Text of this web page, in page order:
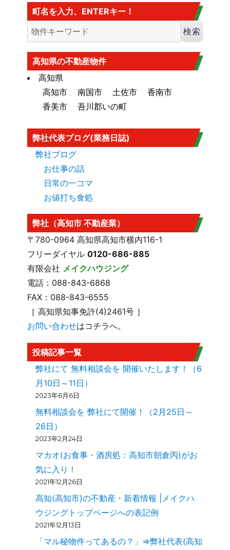
高知市の建法22条区域
はこちら・・・
カヤ葺き、ログハウスはダメ
香南市の海抜
香南市の海抜（標高）
高知市大規模盛土造成地マップ
ら
町名を入力、ENTERキー！
高知県の不動産物件
高知県
高知市
南国市 土佐市
香南市
香美市
吾川郡いの町
弊社代表ブログ(業務日誌)
弊社ブログ
お仕事の話
日常の一コマ
お値打ち食処
弊社（高知市 不動産業）
〒780-0964 高知県高知市横内116-1
フリーダイヤル0120-686-885
有限会社 メイクハウジング
電話：088-843-6868
FAX：088-843-6555
［ 高知県知事免許(4)2461号 ］
お問い合わせはコチラへ。
投稿記事一覧
弊社にて 無料相談会を 開催いたします！（6
月10日～11日）
2023年6月6日
無料相談会を 弊社にて開催！（2月25日～
26日）
2023年2月24日
マカオ(お食事・酒房処：高知市朝倉丙)がお
気に入り！
2021年12月26日
高知(高知市)の不動産・新着情報 |メイクハ
ウジングトップページへの表記例
2021年12月13日
「マル秘物件ってあるの？」⇒弊社代表(高知